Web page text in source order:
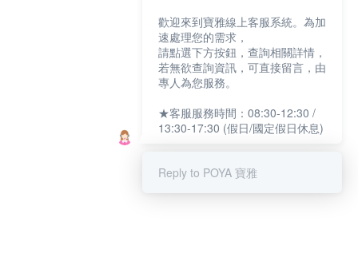
歡迎來到寶雅線上客服系統。為加
速處理您的需求，
請點選下方按鈕，查詢相關詳情，
若無欲查詢資訊，可直接留言，由
專人為您服務。
★客服服務時間：08:30-12:30 /
13:30-17:30 (假日/國定假日休息)
Reply to POYA 寶雅